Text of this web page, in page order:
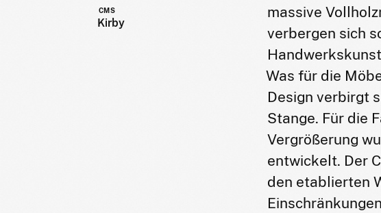
CMS
Kirby
massive
verbergen sich
Was für die
Design verbirgt
Stange. Für die
Vergrößerung
entwickelt. Der
den etablierten